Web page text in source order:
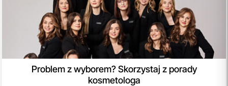
Problem z wyborem? Skorzystaj z porady
kosmetologa